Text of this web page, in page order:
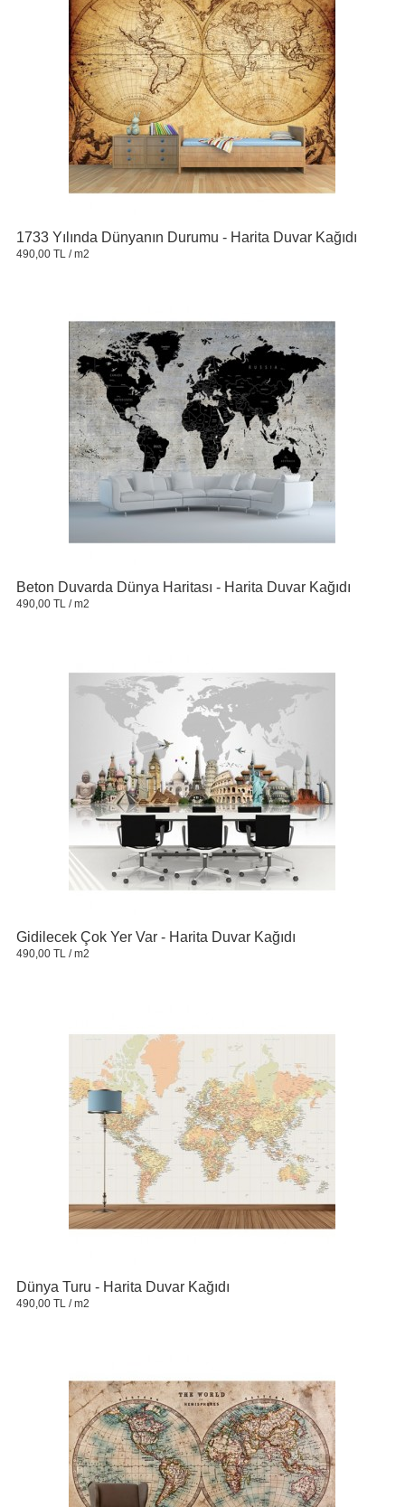
1733 Yılında Dünyanın Durumu - Harita Duvar Kağıdı
490,00 TL / m2
Beton Duvarda Dünya Haritası - Harita Duvar Kağıdı
490,00 TL / m2
Gidilecek Çok Yer Var - Harita Duvar Kağıdı
490,00 TL / m2
Dünya Turu - Harita Duvar Kağıdı
490,00 TL / m2